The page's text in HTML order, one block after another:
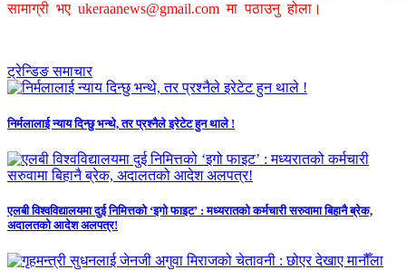
सामाग्री भए ukeraanews@gmail.com मा पठाउनु होला।
ट्रेन्डिङ समाचार
निर्मलालाई न्याय दिन्छु भन्थे, तर प्रश्नैले इरेटेट हुन थाले !
एलबी विश्वविद्यालयमा दुई निमित्तको ‘इगो फाइट’ : मध्यरातको कर्मचारी सरुवामा बिहानै ब्रेक,
अदालतको आदेश अलपत्र!